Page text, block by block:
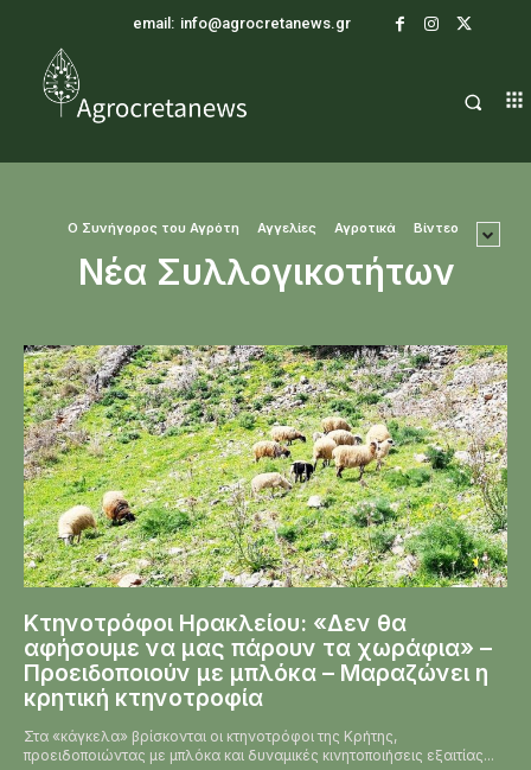
email: info@agrocretanews.gr
O Συνήγορος του Αγρότη Αγγελίες Αγροτικά Βίντεο
Νέα Συλλογικοτήτων
Κτηνοτρόφοι Ηρακλείου: «Δεν θα
αφήσουμε να μας πάρουν τα χωράφια» –
Προειδοποιούν με μπλόκα – Μαραζώνει η
κρητική κτηνοτροφία
Στα «κάγκελα» βρίσκονται οι κτηνοτρόφοι της Κρήτης,
προειδοποιώντας με μπλόκα και δυναμικές κινητοποιήσεις εξαιτίας...